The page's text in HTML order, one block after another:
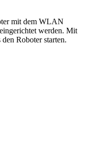
mit dem WLAN
werden. Mit
Roboter starten.